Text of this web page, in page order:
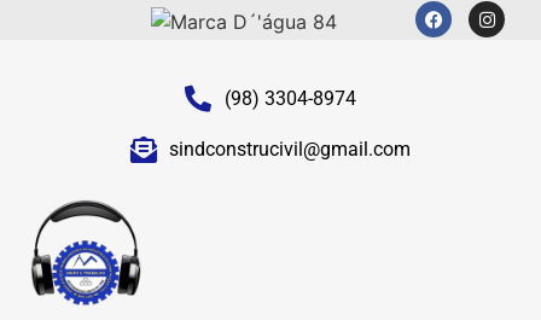
(98) 3304-8974
sindconstrucivil@gmail.com